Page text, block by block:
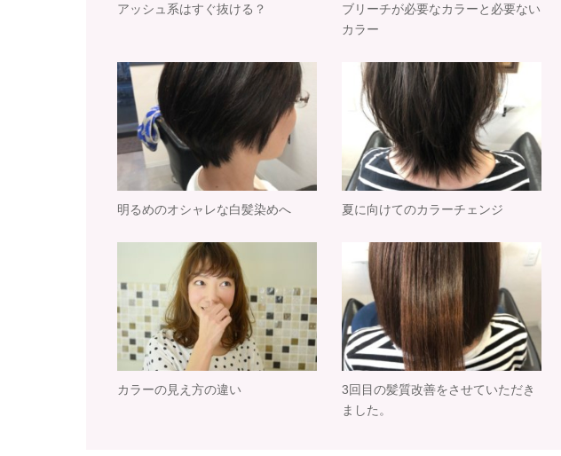
アッシュ系はすぐ抜ける？
ブリーチが必要なカラーと必要ない
カラー
明るめのオシャレな白髪染めへ 夏に向けてのカラーチェンジ
カラーの見え方の違い
3回目の髪質改善をさせていただき
ました。